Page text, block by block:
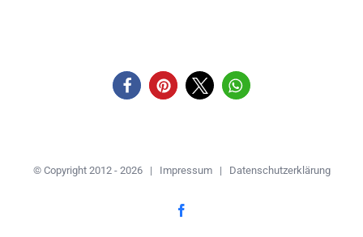
© Copyright 2012 - 2026 | Impressum| Datenschutzerklärung
Facebook